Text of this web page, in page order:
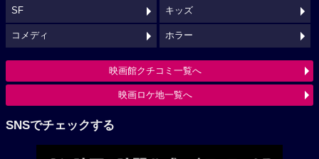
SF キッズ
コメディ ホラー
映画館クチコミ一覧へ
映画ロケ地一覧へ
SNSでチェックする